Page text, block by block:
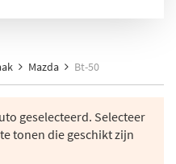
Mazda Bt-50
geselecteerd. Selecteer
tonen die geschikt zijn